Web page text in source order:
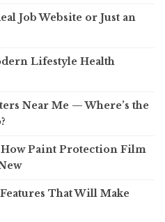
Job Website or Just an
Lifestyle Health
Near Me — Where’s the
Paint Protection Film
That Will Make